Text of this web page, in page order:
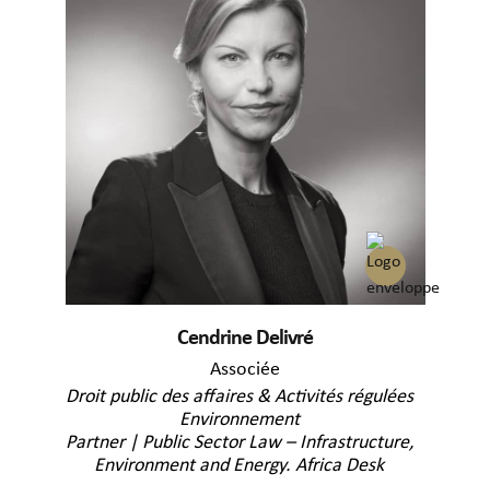
Cendrine Delivré
Associée
Droit public des affaires & Activités régulées
Environnement
Partner | Public Sector Law – Infrastructure,
Environment and Energy. Africa Desk